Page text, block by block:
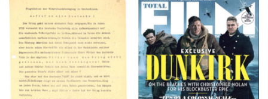
TOTAL FILM #260 –
SUMMER 2017
Flugblätter der Weissen
Rose – V, Januar 1943